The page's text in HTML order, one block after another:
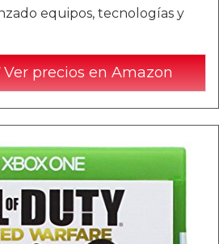
equipos, tecnologías y
Ver precios en Amazon